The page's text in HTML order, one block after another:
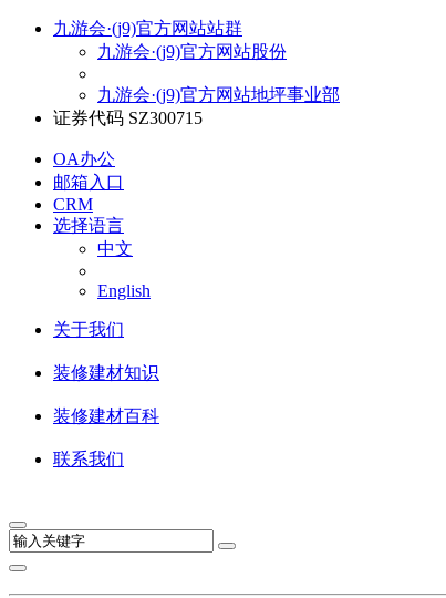
九游会·(j9)官方网站站群
九游会·(j9)官方网站股份
九游会·(j9)官方网站地坪事业部
证券代码 SZ300715
OA办公
邮箱入口
CRM
选择语言
中文
English
关于我们
装修建材知识
装修建材百科
联系我们